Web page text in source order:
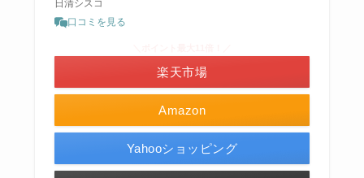
日清シスコ
口コミを見る
Amazon
楽天市場
Yahooショッピング